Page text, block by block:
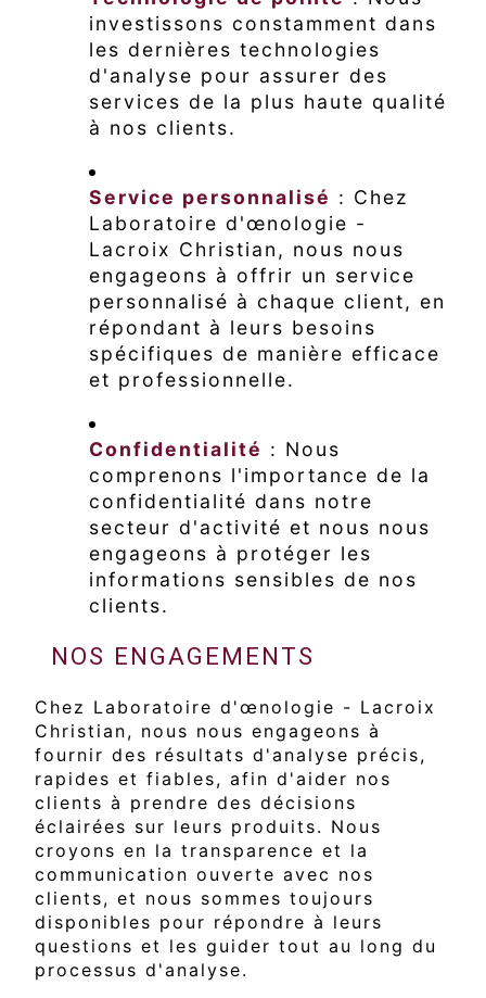
investissons constamment dans
les dernières technologies
d'analyse pour assurer des
services de la plus haute qualité
à nos clients.
Service personnalisé : Chez
Laboratoire d'œnologie -
Lacroix Christian, nous nous
engageons à offrir un service
personnalisé à chaque client, en
répondant à leurs besoins
spécifiques de manière efficace
et professionnelle.
Confidentialité : Nous
comprenons l'importance de la
confidentialité dans notre
secteur d'activité et nous nous
engageons à protéger les
informations sensibles de nos
clients.
NOS ENGAGEMENTS
Chez Laboratoire d'œnologie - Lacroix
Christian, nous nous engageons à
fournir des résultats d'analyse précis,
rapides et fiables, afin d'aider nos
clients à prendre des décisions
éclairées sur leurs produits. Nous
croyons en la transparence et la
communication ouverte avec nos
clients, et nous sommes toujours
disponibles pour répondre à leurs
questions et les guider tout au long du
processus d'analyse.